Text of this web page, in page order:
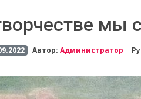
мы
Автор:Администратор